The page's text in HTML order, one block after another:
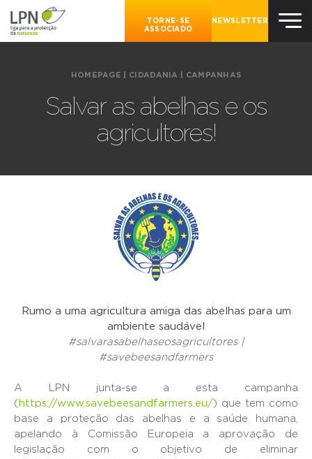
TORNE-SE
ASSOCIADO
NEWSLETTER
HOMEPAGE CIDADANIA CAMPANHAS
Salvar as abelhas e os
agricultores!
Rumo a uma agricultura amiga das abelhas para um
ambiente saudável
#salvarasabelhaseosagricultores |
#savebeesandfarmers
A LPN junta-se a esta campanha
( https://www.savebeesandfarmers.eu/) que tem como
base a proteção das abelhas e a saúde humana,
apelando à Comissão Europeia a aprovação de
legislação com o objetivo de eliminar